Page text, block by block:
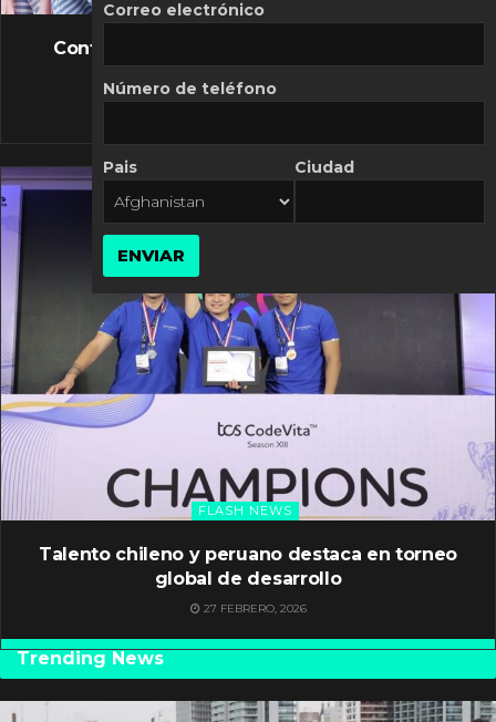
FLASH NEWS
Controversia de Mercado Libre por costos
10 MARZO, 2026
FLASH NEWS
Talento chileno y peruano destaca en torneo
global de desarrollo
27 FEBRERO, 2026
Trending News
Correo electrónico
Número de teléfono
Pais Ciudad
ENVIAR